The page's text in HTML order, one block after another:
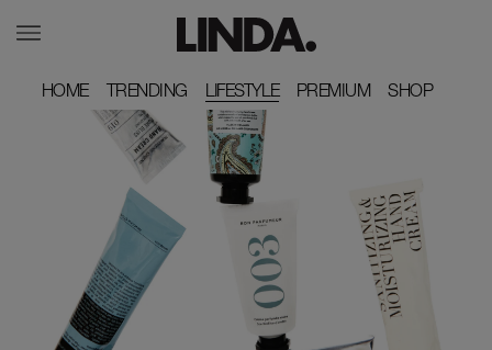
HOME
HOME TRENDING
TRENDING LIFESTYLE PREMIUM
PREMIUM SHOP
SHOP